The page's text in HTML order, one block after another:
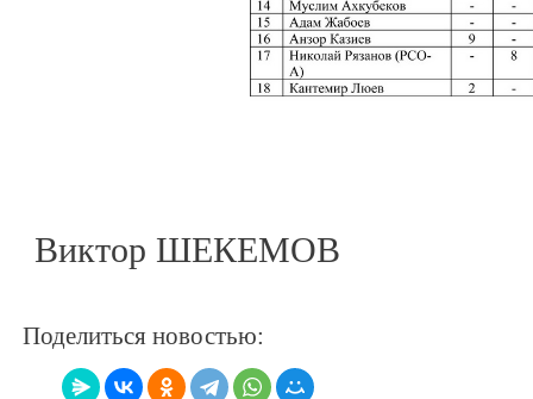
Виктор ШЕКЕМОВ
Поделиться новостью: